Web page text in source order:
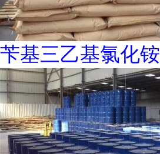
苄基三乙基氯化铵